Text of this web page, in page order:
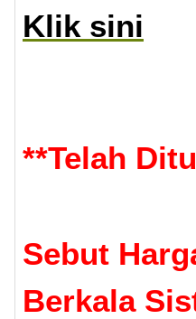
Klik sini
**Telah
Sebut
Berkala